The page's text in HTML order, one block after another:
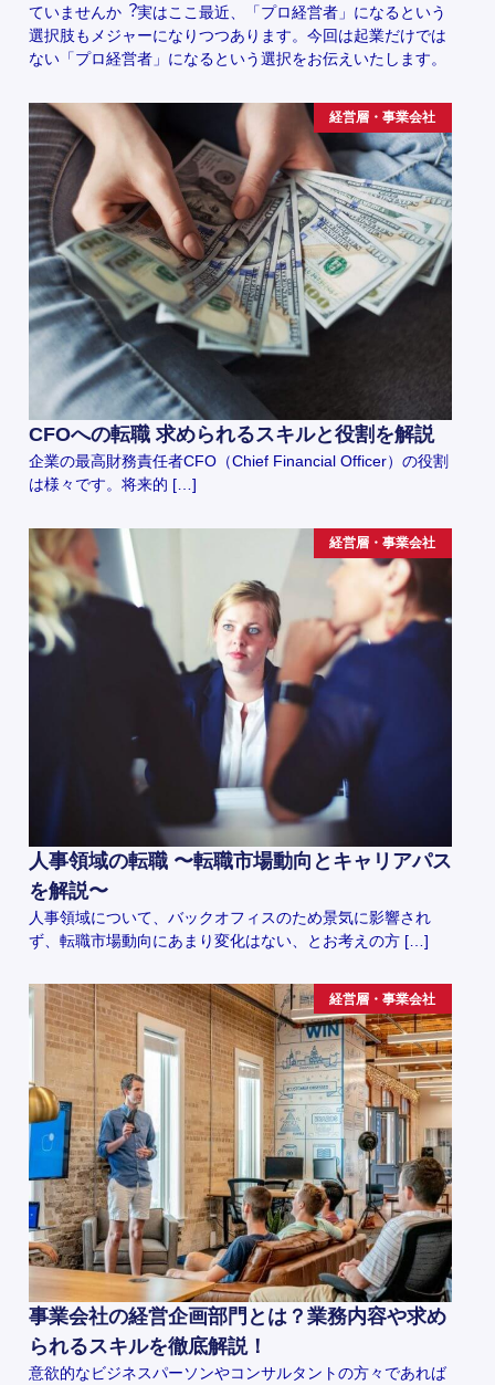
ていませんか︖実はここ最近、「プロ経営者」になるという
選択肢もメジャーになりつつあります。今回は起業だけでは
ない「プロ経営者」になるという選択をお伝えいたします。
経営層・事業会社
CFOへの転職 求められるスキルと役割を解説
企業の最高財務責任者CFO（Chief Financial Officer）の役割
は様々です。将来的 […]
経営層・事業会社
人事領域の転職 〜転職市場動向とキャリアパス
を解説〜
人事領域について、バックオフィスのため景気に影響され
ず、転職市場動向にあまり変化はない、とお考えの方 […]
経営層・事業会社
事業会社の経営企画部門とは？業務内容や求め
られるスキルを徹底解説！
意欲的なビジネスパーソンやコンサルタントの方々であれば